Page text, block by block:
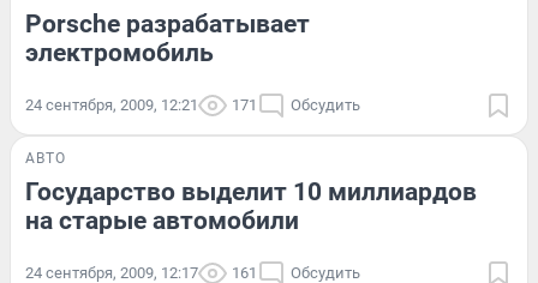
Porsche разрабатывает
электромобиль
24 сентября, 2009, 12:21 171 Обсудить
АВТО
Государство выделит 10 миллиардов
на старые автомобили
24 сентября, 2009, 12:17 161 Обсудить